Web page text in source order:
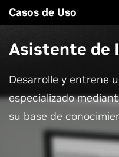
content
Casos de Uso
Asistente de
Desarrolle y entrene
especializado
su base de